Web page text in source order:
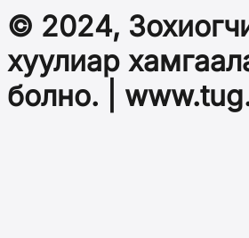
© 2024,
хуулиар
болно. |